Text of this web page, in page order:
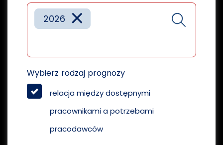
×
2026
Wybierz rodzaj prognozy
relacja między dostępnymi
pracownikami a potrzebami
pracodawców